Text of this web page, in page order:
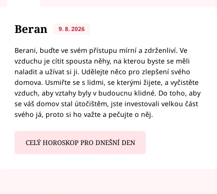
Beran 9. 8. 2026
Berani, buďte ve svém přístupu mírní a zdrženliví. Ve
vzduchu je cítit spousta něhy, na kterou byste se měli
naladit a užívat si ji. Udělejte něco pro zlepšení svého
domova. Usmiřte se s lidmi, se kterými žijete, a vyčistěte
vzduch, aby vztahy byly v budoucnu klidné. Do toho, aby
se váš domov stal útočištěm, jste investovali velkou část
svého já, proto si ho važte a pečujte o něj.
CELÝ HOROSKOP PRO DNEŠNÍ DEN